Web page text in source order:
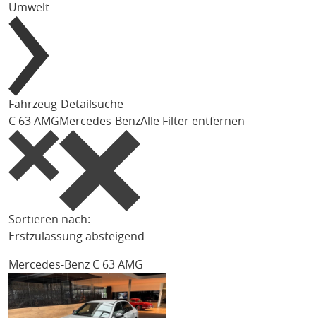
Umwelt
Fahrzeug-Detailsuche
C 63 AMGMercedes-BenzAlle Filter entfernen
Sortieren nach:
Erstzulassung absteigend
Mercedes-Benz C 63 AMG